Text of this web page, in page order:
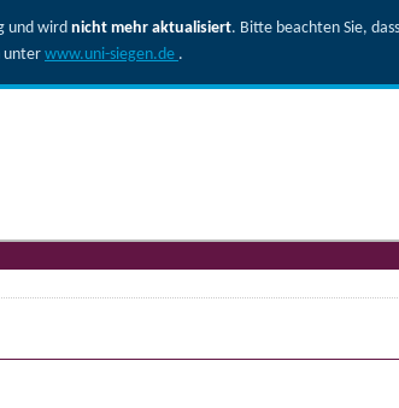
und wird nicht mehr aktualisiert. Bitte beachten Sie,
unter www.uni-siegen.de .